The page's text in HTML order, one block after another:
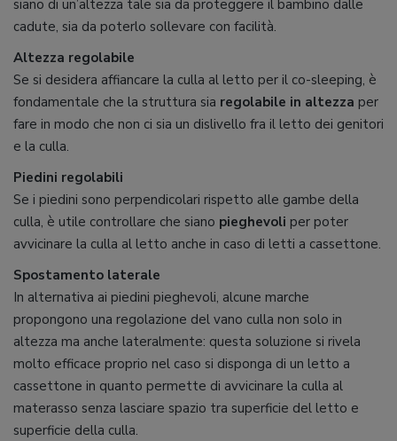
siano di un’altezza tale sia da proteggere il bambino dalle
cadute, sia da poterlo sollevare con facilità.
Altezza regolabile
Se si desidera affiancare la culla al letto per il co-sleeping, è
fondamentale che la struttura sia regolabile in altezza per
fare in modo che non ci sia un dislivello fra il letto dei genitori
e la culla.
Piedini regolabili
Se i piedini sono perpendicolari rispetto alle gambe della
culla, è utile controllare che siano pieghevoli per poter
avvicinare la culla al letto anche in caso di letti a cassettone.
Spostamento laterale
In alternativa ai piedini pieghevoli, alcune marche
propongono una regolazione del vano culla non solo in
altezza ma anche lateralmente: questa soluzione si rivela
molto efficace proprio nel caso si disponga di un letto a
cassettone in quanto permette di avvicinare la culla al
materasso senza lasciare spazio tra superficie del letto e
superficie della culla.